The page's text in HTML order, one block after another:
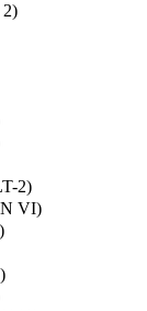
2)
VI)